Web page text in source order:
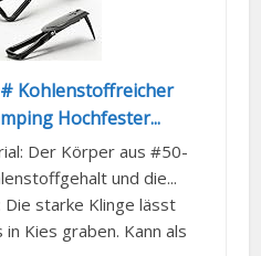
Kohlenstoffreicher
Hochfester...
Der Körper aus #50-
und die...
Die starke Klinge lässt
Kies graben. Kann als